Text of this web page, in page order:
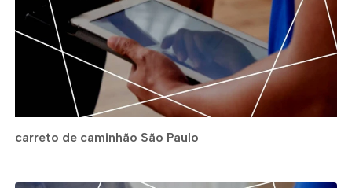
carreto de caminhão São Paulo